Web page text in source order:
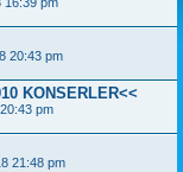
20:43 pm
KONSERLER<<
pm
21:48 pm